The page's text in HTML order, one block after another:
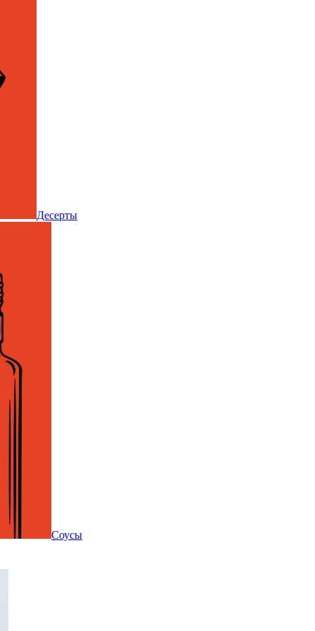
Десерты
Соусы